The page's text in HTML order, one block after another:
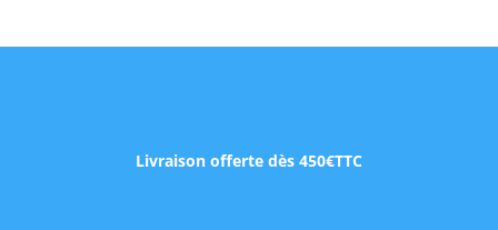
Livraison offerte dès 450€TTC